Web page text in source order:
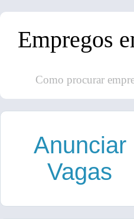
Empregos
Como procurar
Anunciar
Vagas